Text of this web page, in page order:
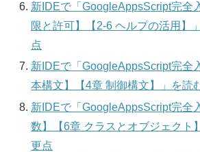
新IDEで「GoogleAppsScript完全
限と許可】【2-6 ヘルプの活用】
点
新IDEで「GoogleAppsScript完全
本構文】【4章 制御構文】」を読
新IDEで「GoogleAppsScript完全
数】【6章 クラスとオブジェクト
更点